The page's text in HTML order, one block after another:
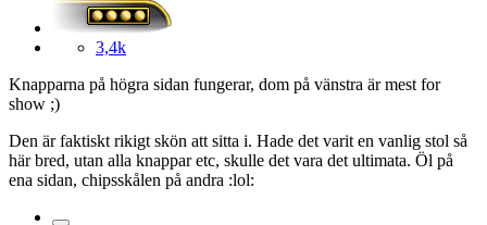
3,4k
Knapparna på högra sidan fungerar, dom på vänstra är mest for
show ;)
Den är faktiskt rikigt skön att sitta i. Hade det varit en vanlig stol så
här bred, utan alla knappar etc, skulle det vara det ultimata. Öl på
ena sidan, chipsskålen på andra :lol: